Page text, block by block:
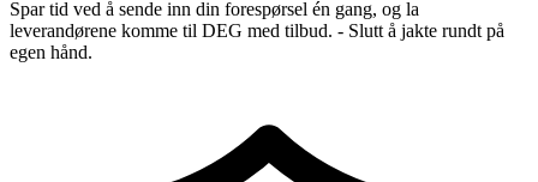
Spar tid ved å sende inn din forespørsel én gang, og la
leverandørene komme til DEG med tilbud. - Slutt å jakte rundt på
egen hånd.